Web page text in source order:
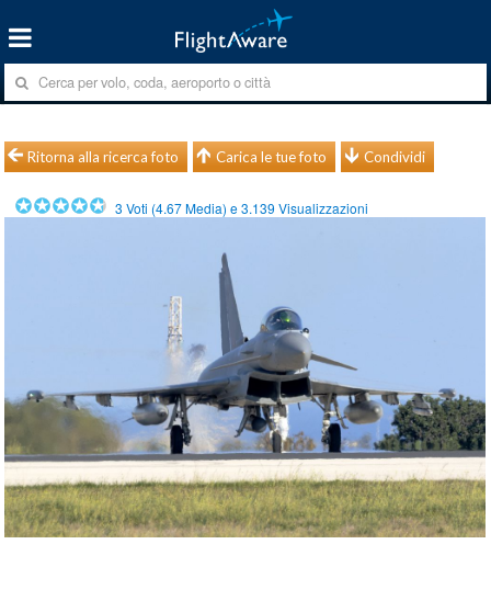
Ritorna alla ricerca foto Carica le tue foto Condividi
3 Voti (4.67Media) e3.139 Visualizzazioni